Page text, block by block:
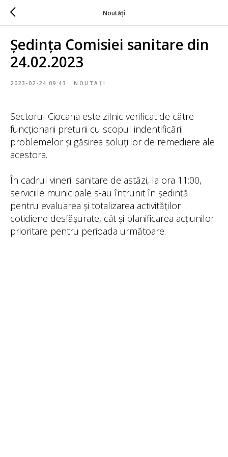
Noutăți
Ședința Comisiei sanitare din
24.02.2023
2023-02-24 09:43 NOUTAȚI
Sectorul Ciocana este zilnic verificat de către
funcționarii preturii cu scopul indentificării
problemelor și găsirea soluțiilor de remediere ale
acestora.
În cadrul vinerii sanitare de astăzi, la ora 11:00,
serviciile municipale s-au întrunit în ședință
pentru evaluarea și totalizarea activităților
cotidiene desfășurate, cât și planificarea acțiunilor
prioritare pentru perioada următoare.